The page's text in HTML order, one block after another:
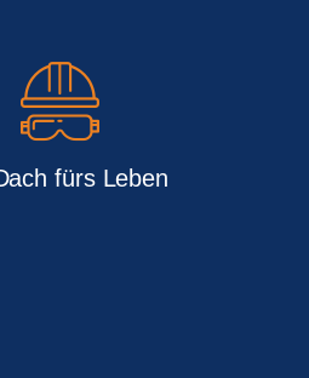
fürs Leben